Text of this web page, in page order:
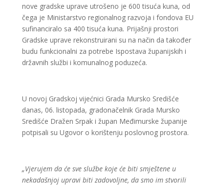
nove gradske uprave utrošeno je 600 tisuća kuna, od
čega je Ministarstvo regionalnog razvoja i fondova EU
sufinanciralo sa 400 tisuća kuna. Prijašnji prostori
Gradske uprave rekonstruirani su na način da također
budu funkcionalni za potrebe Ispostava županijskih i
državnih službi i komunalnog poduzeća.
U novoj Gradskoj vijećnici Grada Mursko Središće
danas, 06. listopada, gradonačelnik Grada Mursko
Središće Dražen Srpak i župan Međimurske županije
potpisali su Ugovor o korištenju poslovnog prostora.
„Vjerujem da će sve službe koje će biti smještene u
nekadašnjoj upravi biti zadovoljne, da smo im stvorili